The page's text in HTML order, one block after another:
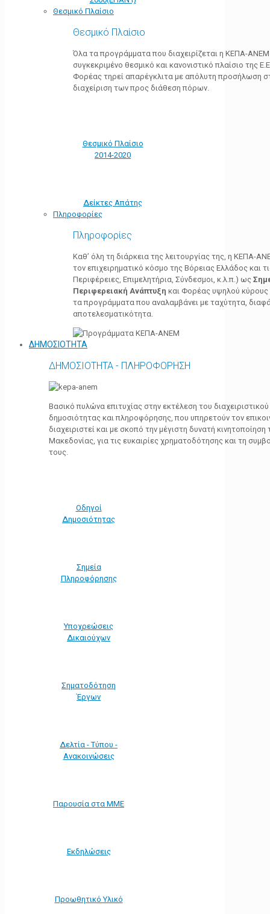
Θεσμικό Πλαίσιο
Θεσμικό Πλαίσιο
Όλα τα προγράμματα που διαχειρίζεται η ΚΕΠΑ-
συγκεκριμένο θεσμικό και κανονιστικό πλαίσιο της
Φορέας τηρεί απαρέγκλιτα με απόλυτη προσήλωση
διαχείριση των προς διάθεση πόρων.
Θεσμικό Πλαίσιο
2014-2020
Δείκτες Απάτης
Πληροφορίες
Πληροφορίες
Καθ’ όλη τη διάρκεια της λειτουργίας της, η ΚΕΠΑ-
τον επιχειρηματικό κόσμο της Βόρειας Ελλάδος και
Περιφέρειες, Επιμελητήρια, Σύνδεσμοι, κ.λ.π.) ως
Περιφερειακή Ανάπτυξη και Φορέας υψηλού κύρους
τα προγράμματα που αναλαμβάνει με ταχύτητα,
αποτελεσματικότητα.
ΔΗΜΟΣΙΟΤΗΤΑ
ΔΗΜΟΣΙΟΤΗΤΑ - ΠΛΗΡΟΦΟΡΗΣΗ
Βασικό πυλώνα επιτυχίας στην εκτέλεση του
δημοσιότητας και πληροφόρησης, που υπηρετούν τον
διαχειριστεί και με σκοπό την μέγιστη δυνατή
Μακεδονίας, για τις ευκαιρίες χρηματοδότησης και τη
τους.
Οδηγοί
Δημοσιότητας
Σημεία
Πληροφόρησης
Υποχρεώσεις
Δικαιούχων
Σηματοδότηση
Έργων
Δελτία - Τύπου -
Ανακοινώσεις
Παρουσία στα ΜΜΕ
Εκδηλώσεις
Προωθητικό Υλικό